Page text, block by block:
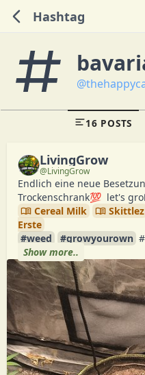
Hashtag
16 POSTS
LivingGrow
@LivingGrow
Endlich eine neue
Cereal Milk
Skittlez
Erste
#weed
#growyourown
Show more..